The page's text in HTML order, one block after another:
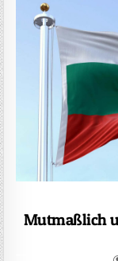
Mutmaßlich